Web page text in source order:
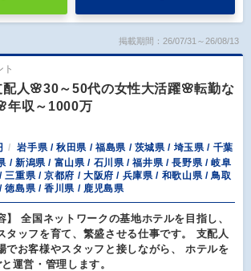
掲載期間：26/07/31～26/08/13
ト
人🌸30～50代の女性大活躍🌸転勤な
年収～1000万
岩手県 / 秋田県 / 福島県 / 茨城県 / 埼玉県 / 千葉
/ 新潟県 / 富山県 / 石川県 / 福井県 / 長野県 / 岐阜
三重県 / 京都府 / 大阪府 / 兵庫県 / 和歌山県 / 鳥取
徳島県 / 香川県 / 鹿児島県
】 全国ネットワークの基地ホテルを目指し、
タッフを育て、繁盛させる仕事です。 支配人
でお客様やスタッフと接しながら、 ホテルを
運営・管理します。